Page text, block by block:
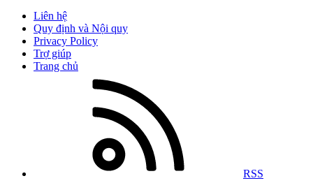
Liên hệ
Quy định và Nội quy
Privacy Policy
Trợ giúp
Trang chủ
RSS